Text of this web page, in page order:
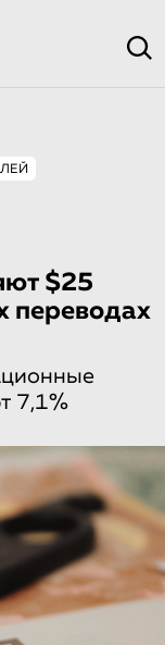
$25
переводах
7,1%